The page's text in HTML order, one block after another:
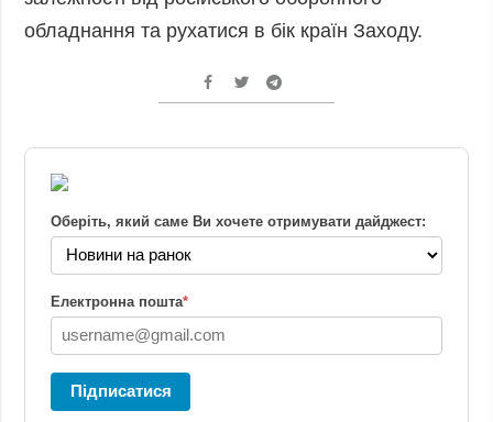
обладнання та рухатися в бік країн Заходу.
Оберіть, який саме Ви хочете отримувати дайджест:
Електронна пошта*
Підписатися